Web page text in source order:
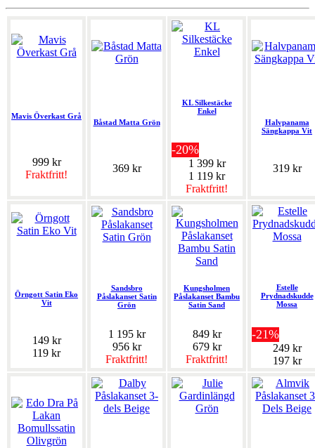
Mavis Överkast Grå
999 kr
Fraktfritt!
Båstad Matta Grön
369 kr
KL Silkestäcke
Enkel
-20%
1 399 kr
1 119 kr
Fraktfritt!
Halvpanama
Sängkappa Vit
319 kr
Örngott Satin Eko
Vit
149 kr
119 kr
Sandsbro
Påslakanset Satin
Grön
1 195 kr
956 kr
Fraktfritt!
Kungsholmen
Påslakanset Bambu
Satin Sand
849 kr
679 kr
Fraktfritt!
Estelle
Prydnadskudde
Mossa
-21%
249 kr
197 kr